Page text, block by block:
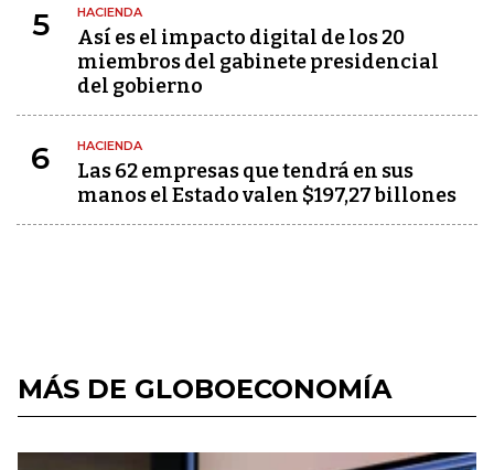
5 HACIENDA
Así es el impacto digital de los 20
miembros del gabinete presidencial
del gobierno
6 HACIENDA
Las 62 empresas que tendrá en sus
manos el Estado valen $197,27 billones
MÁS DE GLOBOECONOMÍA